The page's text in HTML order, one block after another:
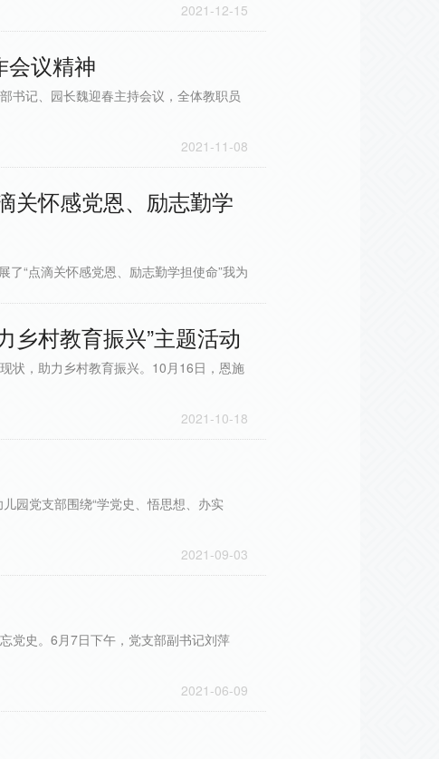
2021-12-15
会议精神
书记、园长魏迎春主持会议，全体教职员
2021-11-08
关怀感党恩、励志勤学
“点滴关怀感党恩、励志勤学担使命”我为
乡村教育振兴”主题活动
状，助力乡村教育振兴。10月16日，恩施
2021-10-18
园党支部围绕“学党史、悟思想、办实
2021-09-03
党史。6月7日下午，党支部副书记刘萍
2021-06-09